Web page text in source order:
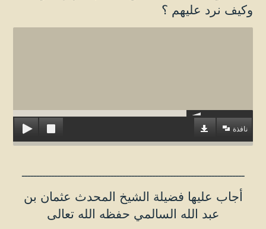
وكيف نرد عليهم ؟
نافذة
ـــــــــــــــــــــــــــــــــــــــــــــــــــــــــــــــــــــــــــ
أجاب عليها فضيلة الشيخ المحدث عثمان بن
عبد الله السالمي حفظه الله تعالى